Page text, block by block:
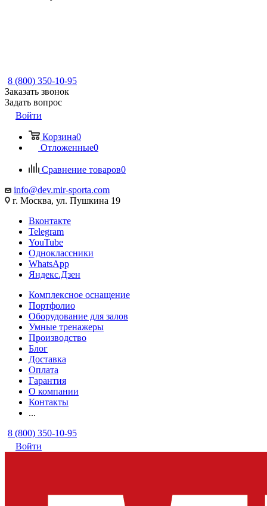
8 (800) 350-10-95
Заказать звонок
Задать вопрос
Войти
Корзина0
Отложенные0
Сравнение товаров0
info@dev.mir-sporta.com
г. Москва, ул. Пушкина 19
Вконтакте
Telegram
YouTube
Одноклассники
WhatsApp
Яндекс.Дзен
Комплексное оснащение
Портфолио
Оборудование для залов
Умные тренажеры
Производство
Блог
Доставка
Оплата
Гарантия
О компании
Контакты
...
8 (800) 350-10-95
Войти